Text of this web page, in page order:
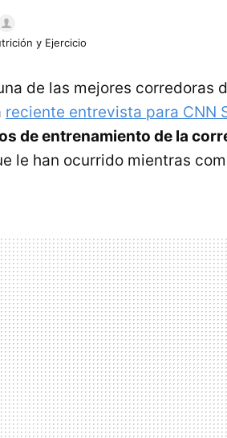
y Ejercicio
de las mejores corredoras
reciente entrevista para CNN
de entrenamiento de la
le han ocurrido mientras